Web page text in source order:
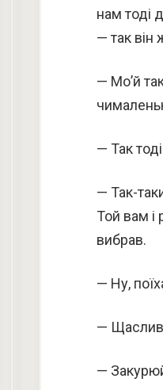
нам тоді
— так він
— Мо’й
— Так
— Так-
Той вам і
вибрав.
— Ну,
—
—